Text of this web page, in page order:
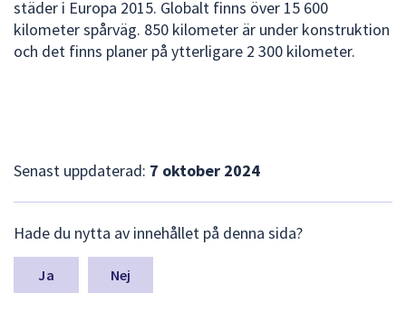
städer i Europa 2015. Globalt finns över 15 600
kilometer spårväg. 850 kilometer är under konstruktion
och det finns planer på ytterligare 2 300 kilometer.
Senast uppdaterad: 7 oktober 2024
ä
m
a
Hade du nytta av innehållet på denna sida?
Nej